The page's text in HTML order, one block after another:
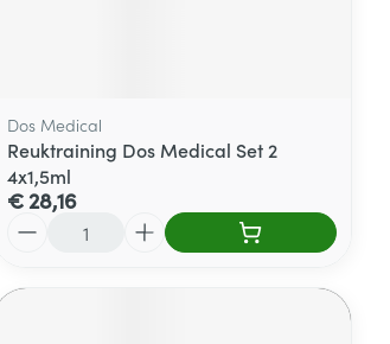
Dos Medical
Reuktraining Dos Medical Set 2
4x1,5ml
€ 28,16